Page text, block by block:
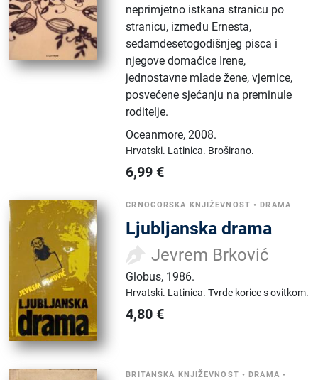
neprimjetno istkana stranicu po
stranicu, između Ernesta,
sedamdesetogodišnjeg pisca i
njegove domaćice Irene,
jednostavne mlade žene, vjernice,
posvećene sjećanju na preminule
roditelje.
Oceanmore,2008.
Hrvatski. Latinica. Broširano.
6,99 €
CRNOGORSKA KNJIŽEVNOST •DRAMA
Ljubljanska drama
Jevrem Brković
Globus, 1986.
Hrvatski. Latinica.Tvrde korice s ovitkom.
4,80 €
BRITANSKA KNJIŽEVNOST •DRAMA •